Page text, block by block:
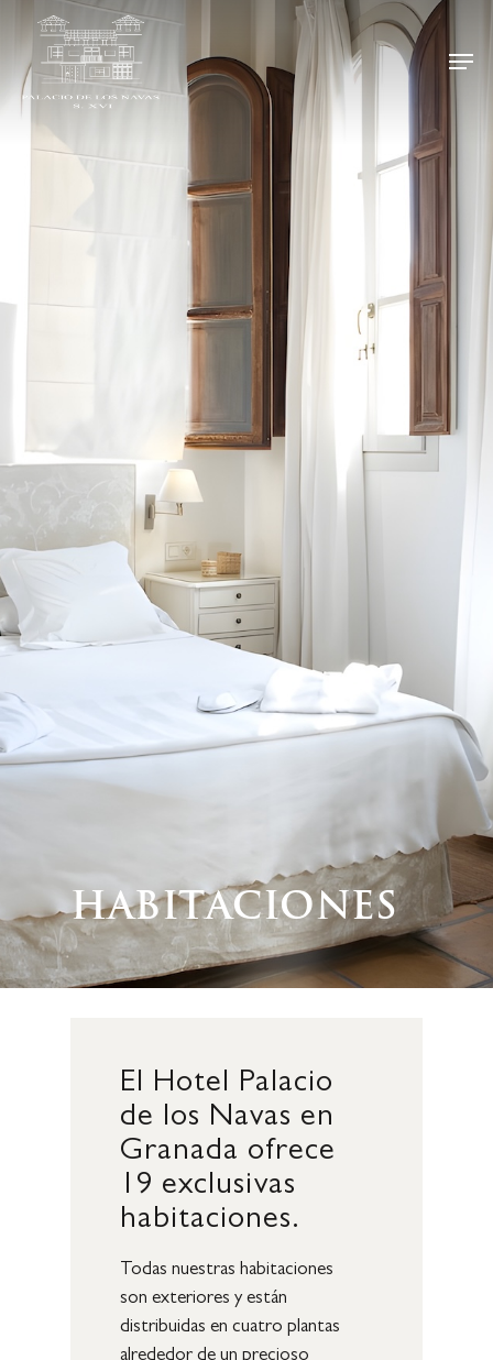
Habitaciones
El Hotel Palacio
de los Navas en
Granada ofrece
19 exclusivas
habitaciones.
Todas nuestras habitaciones
son exteriores y están
distribuidas en cuatro plantas
alrededor de un precioso